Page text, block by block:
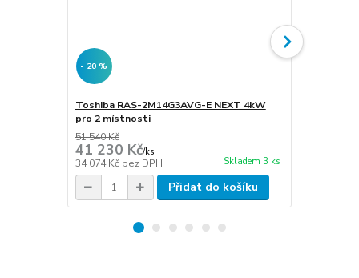
- 20 %
Toshiba RAS-2M14G3AVG-E NEXT 4kW
pro 2 místnosti
51 540 Kč
41 230 Kč/ks
34 074 Kč bez DPH Skladem 3 ks
Přidat do košíku